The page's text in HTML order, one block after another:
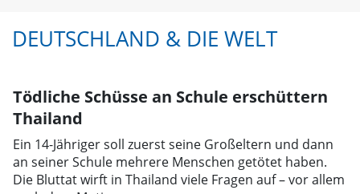
DEUTSCHLAND & DIE WELT
Tödliche Schüsse an Schule erschüttern
Thailand
Ein 14-Jähriger soll zuerst seine Großeltern und dann
an seiner Schule mehrere Menschen getötet haben.
Die Bluttat wirft in Thailand viele Fragen auf – vor allem